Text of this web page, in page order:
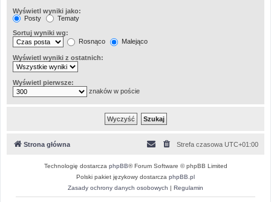
Wyświetl wyniki jako:
Posty
Tematy
Sortuj wyniki wg:
Rosnąco
Malejąco
Wyświetl wyniki z ostatnich:
Wyświetl pierwsze:
znaków w poście
Strona główna Strefa czasowa UTC+01:00
Technologię dostarcza phpBB® Forum Software © phpBB Limited
Polski pakiet językowy dostarcza phpBB.pl
Zasady ochrony danych osobowych | Regulamin